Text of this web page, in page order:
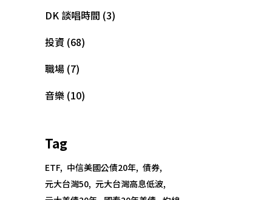
DK 談唱時間 (3)
投資 (68)
職場 (7)
音樂 (10)
Tag
ETF 中信美國公債20年 債券
元大台灣50 元大台灣高息低波
Copyright @大為音樂整合行銷有限公司
David Music Integrated Marketing Co.,
Ltd.